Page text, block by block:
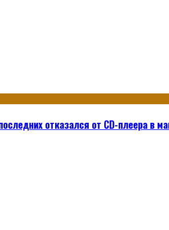
отказался от CD-плеера в